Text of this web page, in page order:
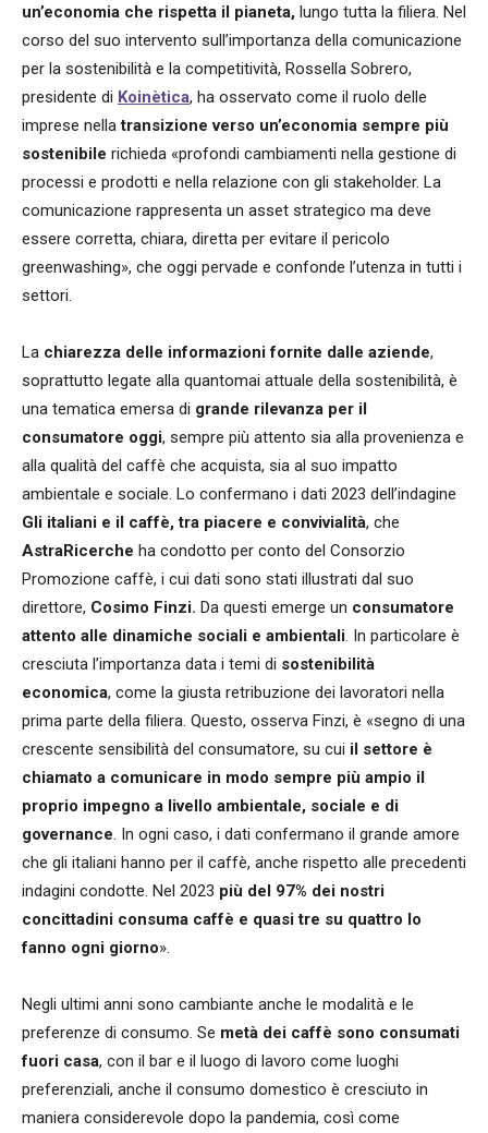
un’economia che rispetta il pianeta, lungo tutta la filiera. Nel
corso del suo intervento sull’importanza della comunicazione
per la sostenibilità e la competitività, Rossella Sobrero,
presidente di Koinètica, ha osservato come il ruolo delle
imprese nellatransizione verso un’economia sempre più
sostenibile richieda «profondi cambiamenti nella gestione di
processi e prodotti e nella relazione con gli stakeholder. La
comunicazione rappresenta un asset strategico ma deve
essere corretta, chiara, diretta per evitare il pericolo
greenwashing», che oggi pervade e confonde l’utenza in tutti i
settori.
La chiarezza delle informazioni fornite dalle aziende,
soprattutto legate alla quantomai attuale della sostenibilità, è
una tematica emersa di grande rilevanza per il
consumatore oggi, sempre più attento sia alla provenienza e
alla qualità del caffè che acquista, sia al suo impatto
ambientale e sociale. Lo confermano i dati 2023 dell’indagine
Gli italiani e il caffè, tra piacere e convivialità, che
AstraRicerche ha condotto per conto del Consorzio
Promozione caffè, i cui dati sono stati illustrati dal suo
direttore, Cosimo Finzi. Da questi emerge un consumatore
attento alle dinamiche sociali e ambientali. In particolare è
cresciuta l’importanza data i temi di sostenibilità
economica, come la giusta retribuzione dei lavoratori nella
prima parte della filiera. Questo, osserva Finzi, è «segno di una
crescente sensibilità del consumatore, su cui il settore è
chiamato a comunicare in modo sempre più ampio il
proprio impegno a livello ambientale, sociale e di
governance. In ogni caso, i dati confermano il grande amore
che gli italiani hanno per il caffè, anche rispetto alle precedenti
indagini condotte. Nel 2023 più del 97% dei nostri
concittadini consuma caffè e quasi tre su quattro lo
fanno ogni giorno».
Negli ultimi anni sono cambiante anche le modalità e le
preferenze di consumo. Se metà dei caffè sono consumati
fuori casa, con il bar e il luogo di lavoro come luoghi
preferenziali, anche il consumo domestico è cresciuto in
maniera considerevole dopo la pandemia, così come